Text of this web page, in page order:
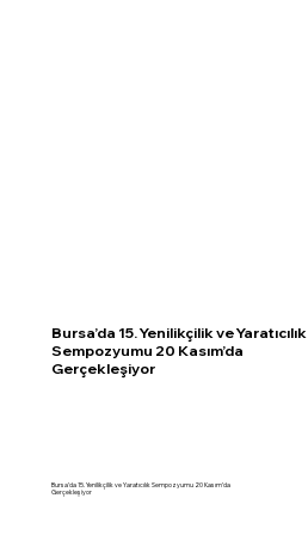
Bursa’da 15. Yenilikçilik ve Yaratıcılık
Sempozyumu 20 Kasım’da
Gerçekleşiyor
Bursa’da 15. Yenilikçilik ve Yaratıcılık Sempozyumu 20 Kasım’da
Gerçekleşiyor